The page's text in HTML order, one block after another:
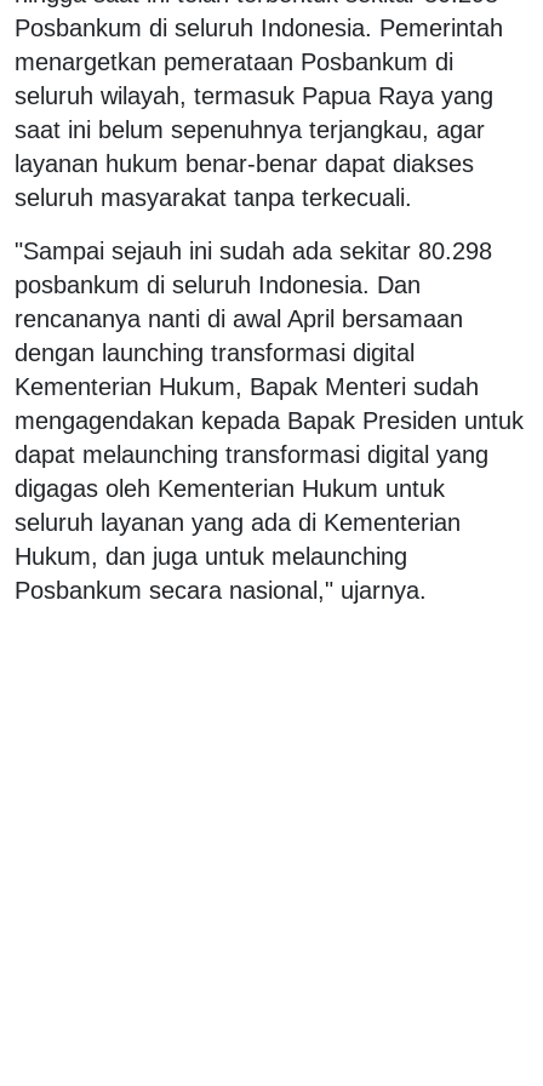
Posbankum di seluruh Indonesia. Pemerintah
menargetkan pemerataan Posbankum di
seluruh wilayah, termasuk Papua Raya yang
saat ini belum sepenuhnya terjangkau, agar
layanan hukum benar-benar dapat diakses
seluruh masyarakat tanpa terkecuali.
"Sampai sejauh ini sudah ada sekitar 80.298
posbankum di seluruh Indonesia. Dan
rencananya nanti di awal April bersamaan
dengan launching transformasi digital
Kementerian Hukum, Bapak Menteri sudah
mengagendakan kepada Bapak Presiden untuk
dapat melaunching transformasi digital yang
digagas oleh Kementerian Hukum untuk
seluruh layanan yang ada di Kementerian
Hukum, dan juga untuk melaunching
Posbankum secara nasional," ujarnya.